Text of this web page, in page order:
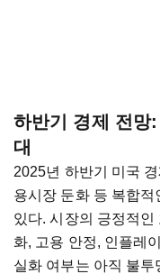
하반기 경제 전망
대
2025년 하반기 미국
용시장 둔화 등 복합
있다. 시장의 긍정적
화, 고용 안정, 인플레
실화 여부는 아직 불투